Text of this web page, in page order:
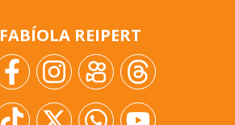
FABÍOLA REIPERT